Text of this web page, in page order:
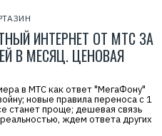
ИНТЕРНЕТ ОТ МТС ЗА
В МЕСЯЦ. ЦЕНОВАЯ
в МТС как ответ "МегаФону"
новые правила переноса с 1
станет проще; дешевая связь
ждем ответа других